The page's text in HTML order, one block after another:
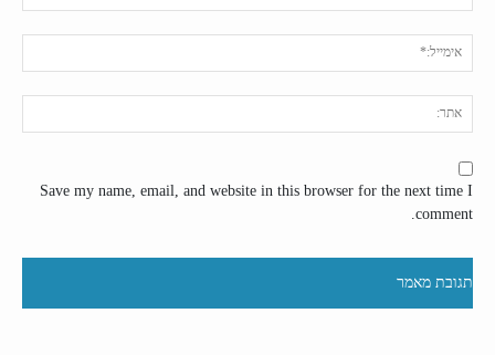
Save my name, email, and website in this browser for the next time I
comment.